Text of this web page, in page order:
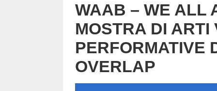
WAAB – WE ALL
MOSTRA DI ARTI
PERFORMATIVE
OVERLAP